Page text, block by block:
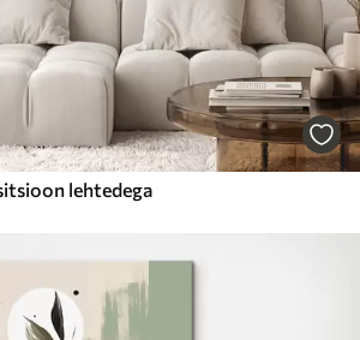
lehtedega